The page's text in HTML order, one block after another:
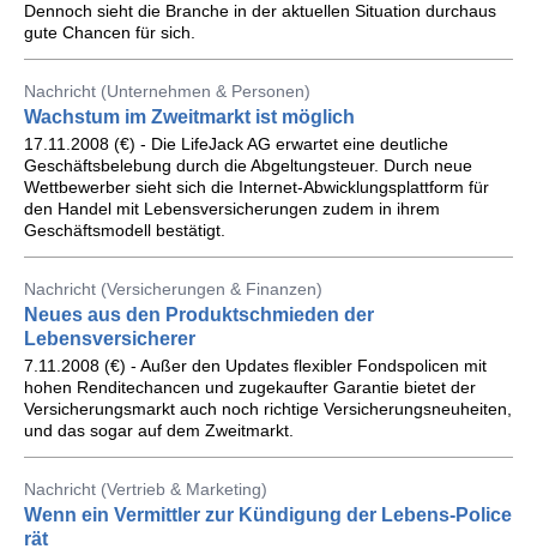
Dennoch sieht die Branche in der aktuellen Situation durchaus
gute Chancen für sich.
Nachricht (Unternehmen & Personen)
Wachstum im Zweitmarkt ist möglich
17.11.2008 (€) - Die LifeJack AG erwartet eine deutliche
Geschäftsbelebung durch die Abgeltungsteuer. Durch neue
Wettbewerber sieht sich die Internet-Abwicklungsplattform für
den Handel mit Lebensversicherungen zudem in ihrem
Geschäftsmodell bestätigt.
Nachricht (Versicherungen & Finanzen)
Neues aus den Produktschmieden der
Lebensversicherer
7.11.2008 (€) - Außer den Updates flexibler Fondspolicen mit
hohen Renditechancen und zugekaufter Garantie bietet der
Versicherungsmarkt auch noch richtige Versicherungsneuheiten,
und das sogar auf dem Zweitmarkt.
Nachricht (Vertrieb & Marketing)
Wenn ein Vermittler zur Kündigung der Lebens-Police
rät